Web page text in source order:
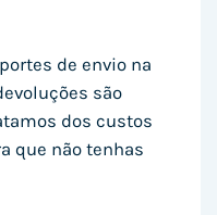
de envio na
são
dos custos
que não tenhas